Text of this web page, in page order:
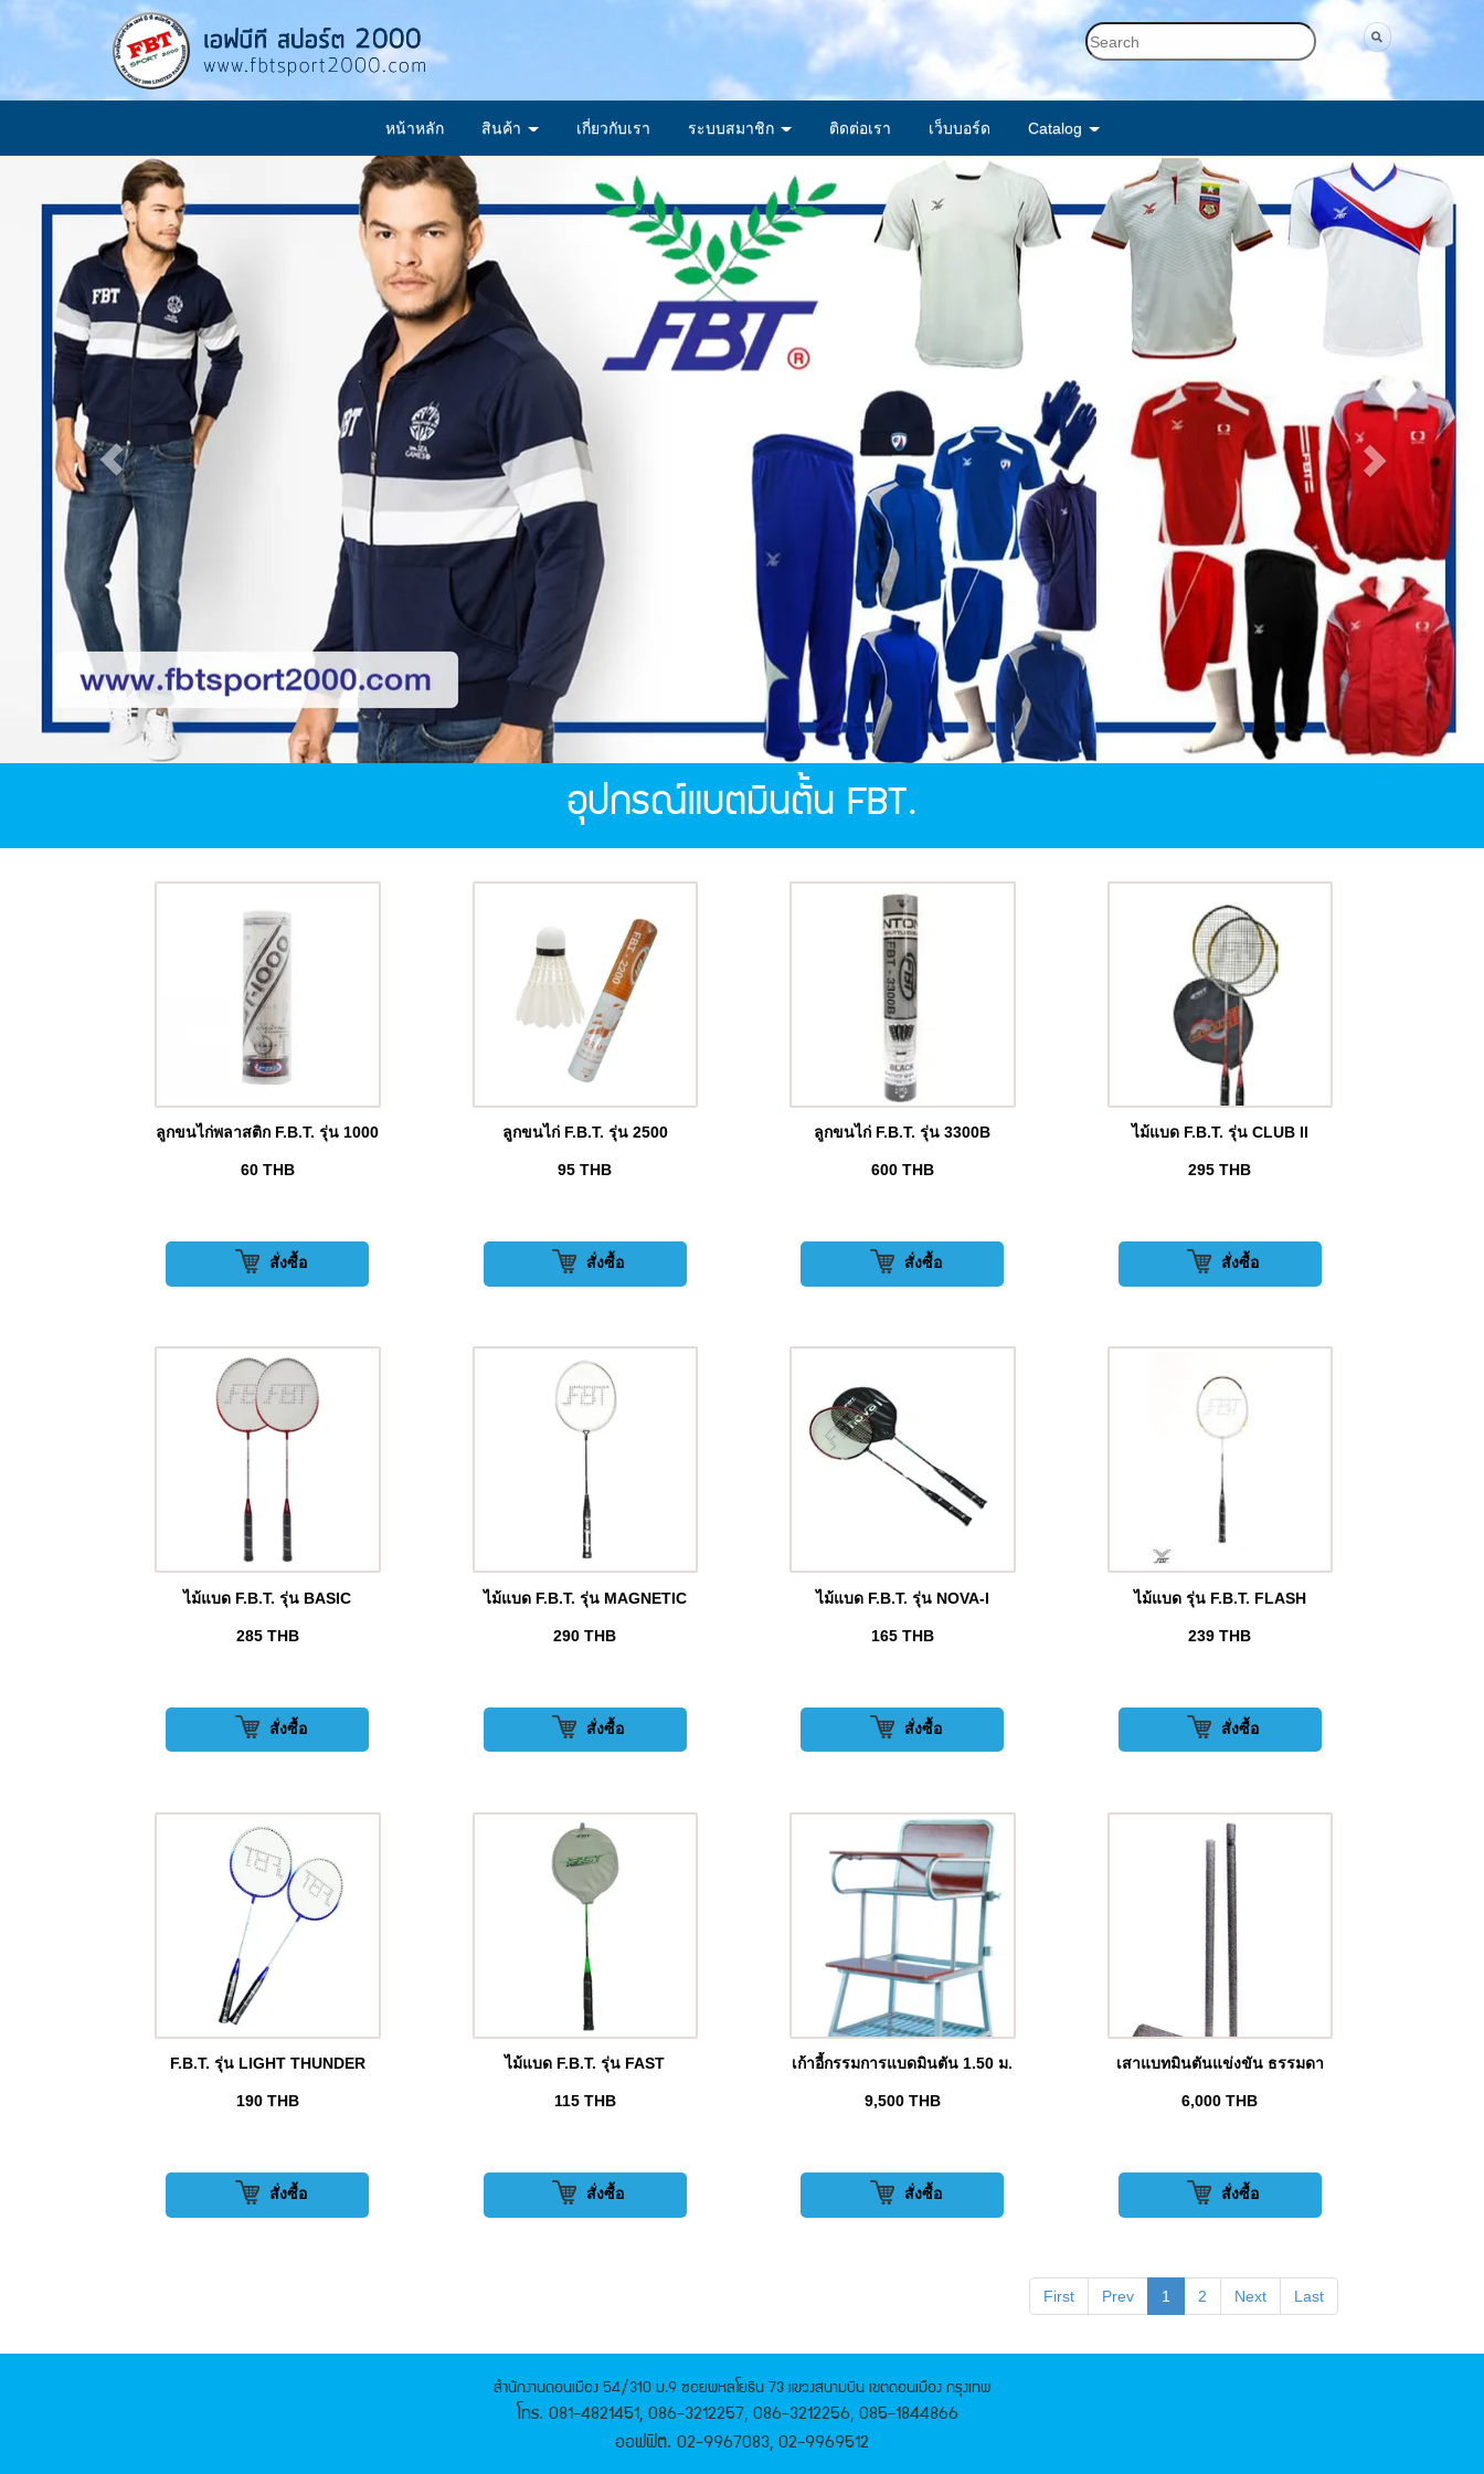
หน้าหลัก สินค้า เกี่ยวกับเรา ระบบสมาชิก ติดต่อเรา เว็บบอร์ด Catalog
อุปกรณ์แบตมินตั้น FBT.
ลูกขนไก่พลาสติก F.B.T. รุ่น 1000
60 THB
สั่งซื้อ
ลูกขนไก่ F.B.T. รุ่น 2500
95 THB
สั่งซื้อ
ลูกขนไก่ F.B.T. รุ่น 3300B
600 THB
สั่งซื้อ
ไม้แบด F.B.T. รุ่น CLUB II
295 THB
สั่งซื้อ
ไม้แบด F.B.T. รุ่น BASIC
285 THB
สั่งซื้อ
ไม้แบด F.B.T. รุ่น MAGNETIC
290 THB
สั่งซื้อ
ไม้แบด F.B.T. รุ่น NOVA-I
165 THB
สั่งซื้อ
ไม้แบด รุ่น F.B.T. FLASH
239 THB
สั่งซื้อ
F.B.T. รุ่น LIGHT THUNDER
190 THB
สั่งซื้อ
ไม้แบด F.B.T. รุ่น FAST
115 THB
สั่งซื้อ
เก้าอี้กรรมการแบดมินตัน 1.50 ม.
9,500 THB
สั่งซื้อ
เสาแบทมินตันแข่งขัน ธรรมดา
6,000 THB
สั่งซื้อ
First Prev 1 2 Next Last
สำนักงานดอนเมือง 54/310 ม.9 ซอยพหลโยธิน 73 แขวงสนามบิน เขตดอนเมือง กรุงเทพ
โทร. 081-4821451, 086-3212257, 086-3212256, 085-1844866
ออฟฟิต. 02-9967083, 02-9969512